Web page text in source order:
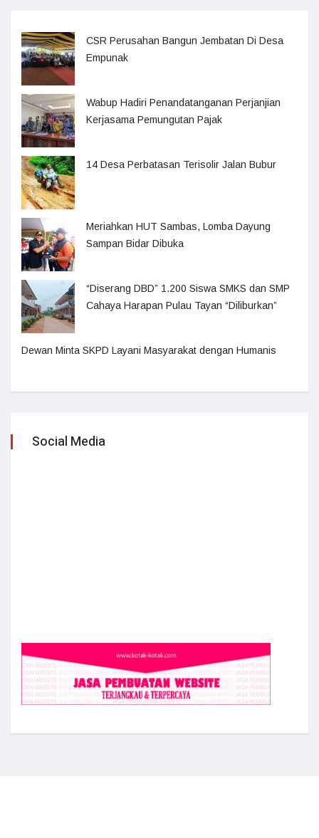
CSR Perusahan Bangun Jembatan Di Desa
Empunak
Wabup Hadiri Penandatanganan Perjanjian
Kerjasama Pemungutan Pajak
14 Desa Perbatasan Terisolir Jalan Bubur
Meriahkan HUT Sambas, Lomba Dayung
Sampan Bidar Dibuka
“Diserang DBD” 1.200 Siswa SMKS dan SMP
Cahaya Harapan Pulau Tayan “Diliburkan”
Dewan Minta SKPD Layani Masyarakat dengan Humanis
Social Media